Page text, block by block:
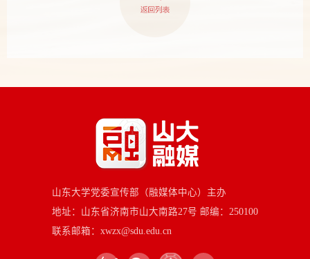
山东大学党委宣传部（融媒体中心）主办
地址：山东省济南市山大南路27号 邮编：250100
联系邮箱：xwzx@sdu.edu.cn